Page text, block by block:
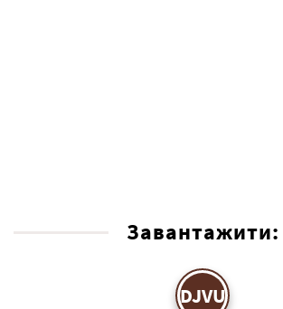
Завантажити:
DJVU